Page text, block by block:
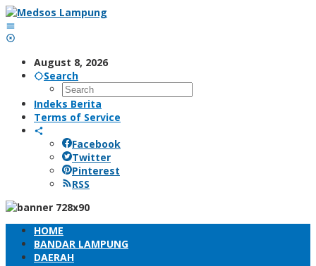
Skip
to
content
August 8, 2026
Search
Indeks Berita
Terms of Service
Facebook
Twitter
Pinterest
RSS
HOME
BANDAR LAMPUNG
DAERAH